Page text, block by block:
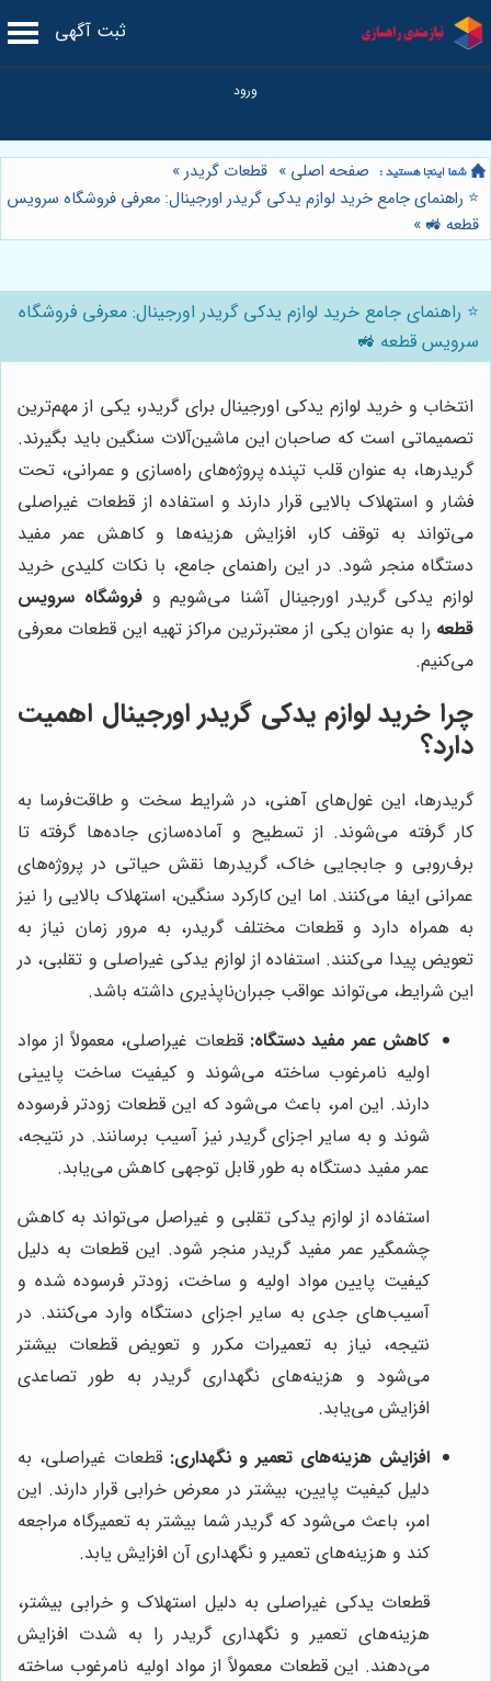
ثبت آگهی
صفحه اصلی » قطعات گریدر»
⭐️ راهنمای جامع خرید لوازم یدکی گریدر اورجینال: معرفی فروشگاه سرویس
قطعه 🚜 »
⭐️ راهنمای جامع خرید لوازم یدکی گریدر اورجینال: معرفی فروشگاه
سرویس قطعه 🚜
انتخاب و خرید لوازم یدکی اورجینال برای گریدر، یکی از مهم‌ترین
تصمیماتی است که صاحبان این ماشین‌آلات سنگین باید بگیرند.
گریدرها، به عنوان قلب تپنده پروژه‌های راه‌سازی و عمرانی، تحت
فشار و استهلاک بالایی قرار دارند و استفاده از قطعات غیراصلی
می‌تواند به توقف کار، افزایش هزینه‌ها و کاهش عمر مفید
دستگاه منجر شود. در این راهنمای جامع، با نکات کلیدی خرید
لوازم یدکی گریدر اورجینال آشنا می‌شویم وفروشگاه سرویس
قطعه را به عنوان یکی از معتبرترین مراکز تهیه این قطعات معرفی
می‌کنیم.
چرا خرید لوازم یدکی گریدر اورجینال اهمیت
دارد؟
گریدرها، این غول‌های آهنی، در شرایط سخت و طاقت‌فرسا به
کار گرفته می‌شوند. از تسطیح و آماده‌سازی جاده‌ها گرفته تا
برف‌روبی و جابجایی خاک، گریدرها نقش حیاتی در پروژه‌های
عمرانی ایفا می‌کنند. اما این کارکرد سنگین، استهلاک بالایی را نیز
به همراه دارد و قطعات مختلف گریدر، به مرور زمان نیاز به
تعویض پیدا می‌کنند. استفاده از لوازم یدکی غیراصلی و تقلبی، در
این شرایط، می‌تواند عواقب جبران‌ناپذیری داشته باشد.
کاهش عمر مفید دستگاه: قطعات غیراصلی، معمولاً از مواد
اولیه نامرغوب ساخته می‌شوند و کیفیت ساخت پایینی
دارند. این امر، باعث می‌شود که این قطعات زودتر فرسوده
شوند و به سایر اجزای گریدر نیز آسیب برسانند. در نتیجه،
عمر مفید دستگاه به طور قابل توجهی کاهش می‌یابد.
استفاده از لوازم یدکی تقلبی و غیراصل می‌تواند به کاهش
چشمگیر عمر مفید گریدر منجر شود. این قطعات به دلیل
کیفیت پایین مواد اولیه و ساخت، زودتر فرسوده شده و
آسیب‌های جدی به سایر اجزای دستگاه وارد می‌کنند. در
نتیجه، نیاز به تعمیرات مکرر و تعویض قطعات بیشتر
می‌شود و هزینه‌های نگهداری گریدر به طور تصاعدی
افزایش می‌یابد.
افزایش هزینه‌های تعمیر و نگهداری: قطعات غیراصلی، به
دلیل کیفیت پایین، بیشتر در معرض خرابی قرار دارند. این
امر، باعث می‌شود که گریدر شما بیشتر به تعمیرگاه مراجعه
کند و هزینه‌های تعمیر و نگهداری آن افزایش یابد.
قطعات یدکی غیراصلی به دلیل استهلاک و خرابی بیشتر،
هزینه‌های تعمیر و نگهداری گریدر را به شدت افزایش
می‌دهند. این قطعات معمولاً از مواد اولیه نامرغوب ساخته